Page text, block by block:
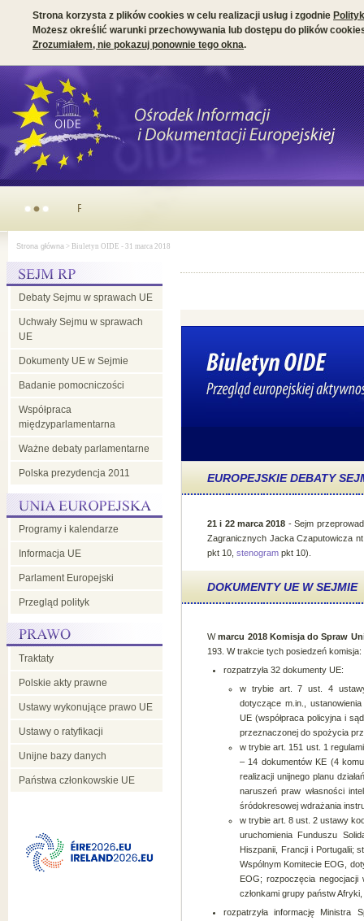
Strona korzysta z plików cookies w celu realizacji usług i zgodnie
Możesz określić warunki przechowywania lub dostępu do plików
Zrozumiałem, nie pokazuj ponownie tego okna.
Parlamentarny wymiar prezydencji irlandzkiej w Radzie UE
Strona główna > Biuletyn OIDE - 31 marca 2018
Debaty Sejmu w sprawach UE
Uchwały Sejmu w sprawach
UE
Dokumenty UE w Sejmie
Badanie pomocniczości
Współpraca
międzyparlamentarna
Ważne debaty parlamentarne
Polska prezydencja 2011
Programy i kalendarze
Informacja UE
Parlament Europejski
Przegląd polityk
Traktaty
Polskie akty prawne
Ustawy wykonujące prawo UE
Ustawy o ratyfikacji
Unijne bazy danych
Państwa członkowskie UE
EUROPEJSKIE DEBATY
21 i 22 marca 2018 - Sejm
Zagranicznych Jacka Czaputowicza
pkt 10, stenogram pkt 10).
DOKUMENTY UE W SEJMIE
Wmarcu 2018 Komisja do Spraw
193. W trakcie tych posiedzeń komisja:
rozpatrzyła 32 dokumenty UE:
w trybie art. 7 ust. 4
dotyczące m.in.,
UE (współpraca policyjna i
przeznaczonej do spożycia
w trybie art. 151 ust. 1
– 14 dokumentów KE (4
realizacji unijnego planu
naruszeń praw własności
śródokresowej wdrażania
w trybie art. 8 ust. 2 ustawy
uruchomienia Funduszu
Hiszpanii, Francji i Portugalii;
Wspólnym Komitecie EOG,
EOG; rozpoczęcia
członkami grupy państw
rozpatrzyła informację Ministra